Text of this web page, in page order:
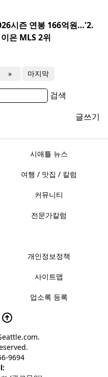
시즌 연봉 166억원…'2.
은 MLS 2위
» 마지막
검색
글쓰기
시애틀 뉴스
여행 / 맛집 / 칼럼
커뮤니티
전문가칼럼
개인정보정책
사이트맵
업소록 등록
.
9694